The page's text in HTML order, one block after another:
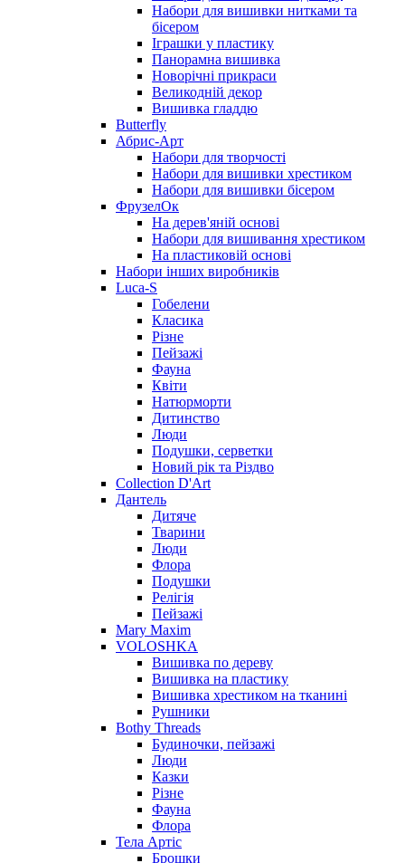
Набори для вишивки нитками та
бісером
Іграшки у пластику
Панорамна вишивка
Новорічні прикраси
Великодній декор
Вишивка гладдю
Butterfly
Абрис-Арт
Набори для творчості
Набори для вишивки хрестиком
Набори для вишивки бісером
ФрузелОк
На дерев'яній основі
Набори для вишивання хрестиком
На пластиковій основі
Набори інших виробників
Luca-S
Гобелени
Класика
Різне
Пейзажі
Фауна
Квіти
Натюрморти
Дитинство
Люди
Подушки, серветки
Новий рік та Різдво
Collection D'Art
Дантель
Дитяче
Тварини
Люди
Флора
Подушки
Релігія
Пейзажі
Mary Maxim
VOLOSHKA
Вишивка по дереву
Вишивка на пластику
Вишивка хрестиком на тканині
Рушники
Bothy Threads
Будиночки, пейзажі
Люди
Казки
Різне
Фауна
Флора
Тела Артіс
Брошки